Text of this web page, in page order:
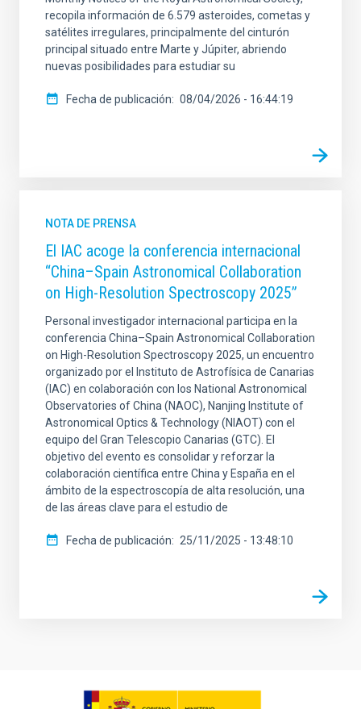
recopila información de 6.579 asteroides, cometas y
satélites irregulares, principalmente del cinturón
principal situado entre Marte y Júpiter, abriendo
nuevas posibilidades para estudiar su
Fecha de publicación 08/04/2026 - 16:44:19
NOTA DE PRENSA
El IAC acoge la conferencia internacional
“China–Spain Astronomical Collaboration
on High-Resolution Spectroscopy 2025”
Personal investigador internacional participa en la
conferencia China–Spain Astronomical Collaboration
on High-Resolution Spectroscopy 2025, un encuentro
organizado por el Instituto de Astrofísica de Canarias
(IAC) en colaboración con los National Astronomical
Observatories of China (NAOC), Nanjing Institute of
Astronomical Optics & Technology (NIAOT) con el
equipo del Gran Telescopio Canarias (GTC). El
objetivo del evento es consolidar y reforzar la
colaboración científica entre China y España en el
ámbito de la espectroscopía de alta resolución, una
de las áreas clave para el estudio de
Fecha de publicación 25/11/2025 - 13:48:10